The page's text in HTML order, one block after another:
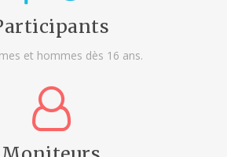
et hommes dès 16 ans.